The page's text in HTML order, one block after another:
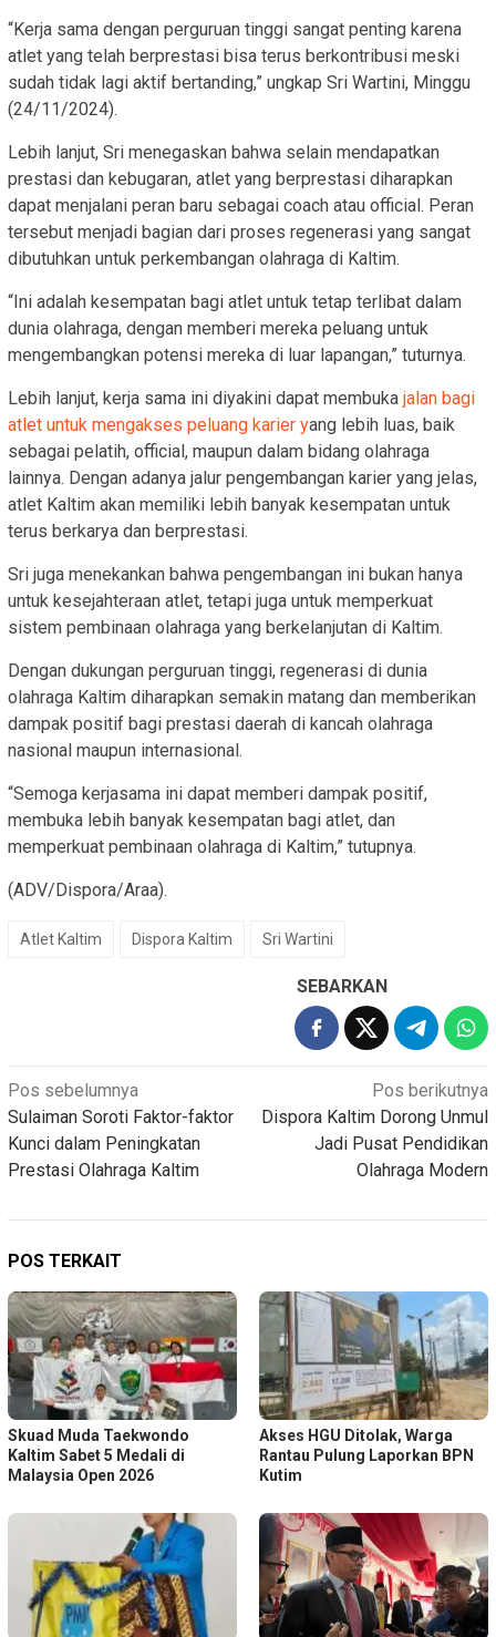
“Kerja sama dengan perguruan tinggi sangat penting karena
atlet yang telah berprestasi bisa terus berkontribusi meski
sudah tidak lagi aktif bertanding,” ungkap Sri Wartini, Minggu
(24/11/2024).
Lebih lanjut, Sri menegaskan bahwa selain mendapatkan
prestasi dan kebugaran, atlet yang berprestasi diharapkan
dapat menjalani peran baru sebagai coach atau official. Peran
tersebut menjadi bagian dari proses regenerasi yang sangat
dibutuhkan untuk perkembangan olahraga di Kaltim.
“Ini adalah kesempatan bagi atlet untuk tetap terlibat dalam
dunia olahraga, dengan memberi mereka peluang untuk
mengembangkan potensi mereka di luar lapangan,” tuturnya.
Lebih lanjut, kerja sama ini diyakini dapat membuka jalan bagi
atlet untuk mengakses peluang karier yang lebih luas, baik
sebagai pelatih, official, maupun dalam bidang olahraga
lainnya. Dengan adanya jalur pengembangan karier yang jelas,
atlet Kaltim akan memiliki lebih banyak kesempatan untuk
terus berkarya dan berprestasi.
Sri juga menekankan bahwa pengembangan ini bukan hanya
untuk kesejahteraan atlet, tetapi juga untuk memperkuat
sistem pembinaan olahraga yang berkelanjutan di Kaltim.
Dengan dukungan perguruan tinggi, regenerasi di dunia
olahraga Kaltim diharapkan semakin matang dan memberikan
dampak positif bagi prestasi daerah di kancah olahraga
nasional maupun internasional.
“Semoga kerjasama ini dapat memberi dampak positif,
membuka lebih banyak kesempatan bagi atlet, dan
memperkuat pembinaan olahraga di Kaltim,” tutupnya.
(ADV/Dispora/Araa).
Atlet Kaltim Dispora Kaltim Sri Wartini
SEBARKAN
Navigasi
pos
Pos sebelumnya
Sulaiman Soroti Faktor-faktor
Kunci dalam Peningkatan
Prestasi Olahraga Kaltim
Pos berikutnya
Dispora Kaltim Dorong Unmul
Jadi Pusat Pendidikan
Olahraga Modern
POS TERKAIT
Skuad Muda Taekwondo
Kaltim Sabet 5 Medali di
Malaysia Open 2026
Akses HGU Ditolak, Warga
Rantau Pulung Laporkan BPN
Kutim